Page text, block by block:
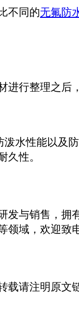
不同的无氟防
进行整理之后
水性能以及
久性。
发与销售，拥
领域，欢迎致
请注明原文